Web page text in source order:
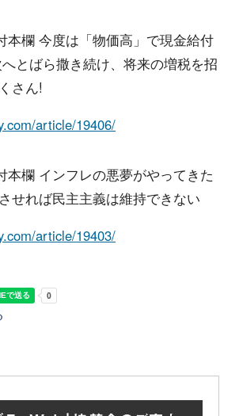
本欄 今度は「物価高」で現金給付
とばら撒き続け、将来の増税を招
さん!
article/19406/
本欄 インフレの悪夢がやってきた
せれば民主主義は維持できない
article/19403/